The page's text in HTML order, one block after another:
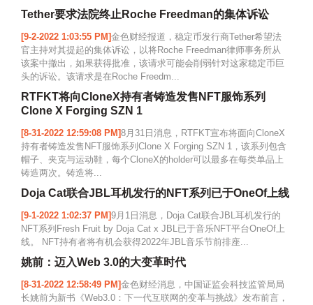
Tether要求法院终止Roche Freedman的集体诉讼
[9-2-2022 1:03:55 PM]金色财经报道，稳定币发行商Tether希望法
官主持对其提起的集体诉讼，以将Roche Freedman律师事务所从
该案中撤出，如果获得批准，该请求可能会削弱针对这家稳定币巨
头的诉讼。该请求是在Roche Freedm...
RTFKT将向CloneX持有者铸造发售NFT服饰系列
Clone X Forging SZN 1
[8-31-2022 12:59:08 PM]8月31日消息，RTFKT宣布将面向CloneX
持有者铸造发售NFT服饰系列Clone X Forging SZN 1，该系列包含
帽子、夹克与运动鞋，每个CloneX的holder可以最多在每类单品上
铸造两次。铸造将...
Doja Cat联合JBL耳机发行的NFT系列已于OneOf上线
[9-1-2022 1:02:37 PM]9月1日消息，Doja Cat联合JBL耳机发行的
NFT系列Fresh Fruit by Doja Cat x JBL已于音乐NFT平台OneOf上
线。 NFT持有者将有机会获得2022年JBL音乐节前排座...
姚前：迈入Web 3.0的大变革时代
[8-31-2022 12:58:49 PM]金色财经消息，中国证监会科技监管局局
长姚前为新书《Web3.0：下一代互联网的变革与挑战》发布前言，